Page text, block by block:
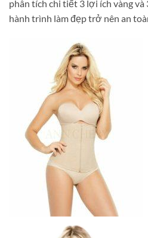
phân tích chi tiết 3 lợi ích vàng
hành trình làm đẹp trở nên an